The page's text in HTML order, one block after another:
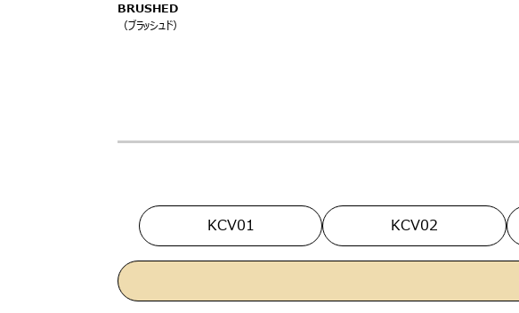
BRUSHED
（ブラッシュド）
KCV01 KCV02